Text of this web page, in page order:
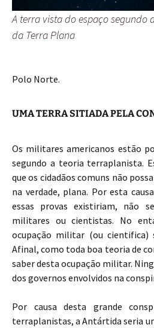
A terra vista do espaço segundo
da Terra Plana
Polo Norte.
UMA TERRA SITIADA PELA
Os militares americanos estão
segundo a teoria terraplanista.
que os cidadãos comuns não
na verdade, plana. Por esta
essas provas existiriam, não
militares ou cientistas. No
ocupação militar (ou cientifica)
Afinal, como toda boa teoria de
saber desta ocupação militar.
dos governos envolvidos na
Por causa desta grande
terraplanistas, a Antártida seria